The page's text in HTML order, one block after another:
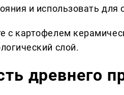
и использовать
с картофелем
слой.
древнего